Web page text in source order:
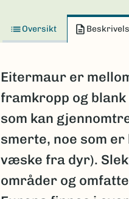
Oversikt
Eitermaur er
framkropp og
som kan
smerte, noe som
væske fra dyr).
områder og